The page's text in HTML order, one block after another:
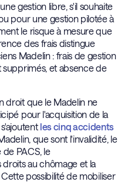
gestion libre, s'il souhaite
pour une gestion pilotée à
le risque à mesure que
des frais distingue
Madelin : frais de gestion
supprimés, et absence de
droit que le Madelin ne
pour l'acquisition de la
les cinq accidents
que sont l'invalidité, le
PACS, le
au chômage et la
possibilité de mobiliser